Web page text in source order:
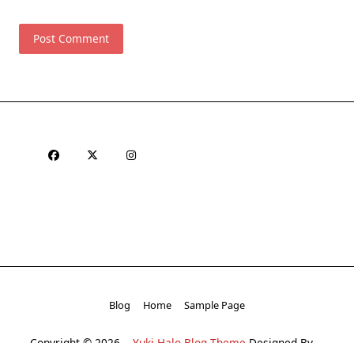
Blog Home Sample Page